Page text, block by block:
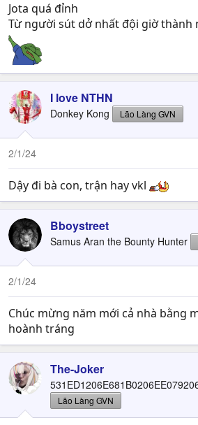
Jota quá đỉnh
Từ người sút dở nhất đội giờ thành
I love NTHN
Donkey Kong Lão Làng GVN
2/1/24
Dậy đi bà con, trận hay vkl
Bboystreet
Samus Aran the Bounty Hunter
2/1/24
Chúc mừng năm mới cả nhà bằng
hoành tráng
The-Joker
Lão Làng GVN